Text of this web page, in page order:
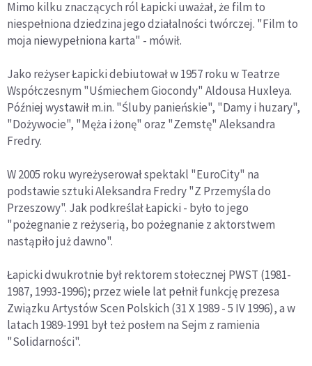
Mimo kilku znaczących ról Łapicki uważał, że film to
niespełniona dziedzina jego działalności twórczej. "Film to
moja niewypełniona karta" - mówił.
Jako reżyser Łapicki debiutował w 1957 roku w Teatrze
Współczesnym "Uśmiechem Giocondy" Aldousa Huxleya.
Później wystawił m.in. "Śluby panieńskie", "Damy i huzary",
"Dożywocie", "Męża i żonę" oraz "Zemstę" Aleksandra
Fredry.
W 2005 roku wyreżyserował spektakl "EuroCity" na
podstawie sztuki Aleksandra Fredry "Z Przemyśla do
Przeszowy". Jak podkreślał Łapicki - było to jego
"pożegnanie z reżyserią, bo pożegnanie z aktorstwem
nastąpiło już dawno".
Łapicki dwukrotnie był rektorem stołecznej PWST (1981-
1987, 1993-1996); przez wiele lat pełnił funkcję prezesa
Związku Artystów Scen Polskich (31 X 1989 - 5 IV 1996), a w
latach 1989-1991 był też posłem na Sejm z ramienia
"Solidarności".